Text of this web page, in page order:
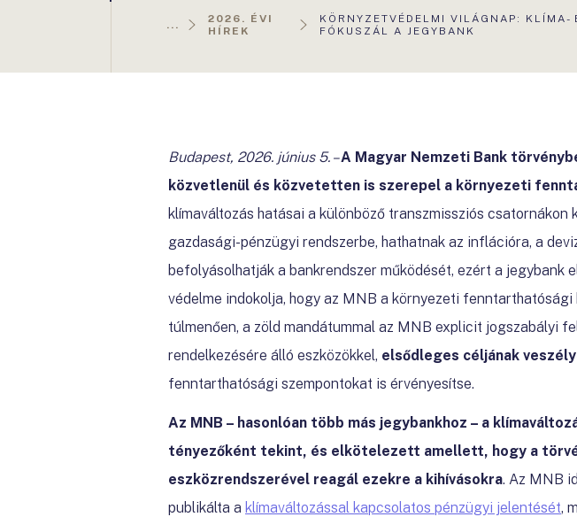
...
2026. ÉVI
HÍREK
AKTUÁLIS
OLDAL:
KÖRNYZETVÉDELMI VILÁGNAP: KLÍMA-
FÓKUSZÁL A JEGYBANK
Budapest, 2026. június 5. –A Magyar Nemzeti Bank
közvetlenül és közvetetten is szerepel a környezeti
klímaváltozás hatásai a különböző transzmissziós csatornákon
gazdasági-pénzügyi rendszerbe, hathatnak az inflációra, a
befolyásolhatják a bankrendszer működését, ezért a jegybank
védelme indokolja, hogy az MNB a környezeti fenntarthatósági
túlmenően, a zöld mandátummal az MNB explicit jogszabályi
rendelkezésére álló eszközökkel, elsődleges céljának
fenntarthatósági szempontokat is érvényesítse.
Az MNB – hasonlóan több más jegybankhoz – a
tényezőként tekint, és elkötelezett amellett, hogy a
eszközrendszerével reagál ezekre a kihívásokra. Az MNB
publikálta a klímaváltozással kapcsolatos pénzügyi jelentését,